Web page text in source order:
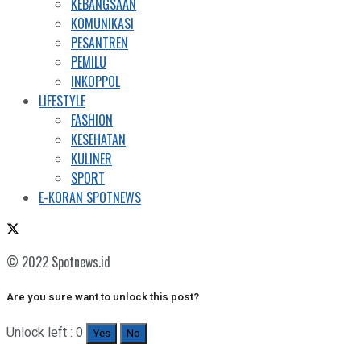
KEBANGSAAN
KOMUNIKASI
PESANTREN
PEMILU
INKOPPOL
LIFESTYLE
FASHION
KESEHATAN
KULINER
SPORT
E-KORAN SPOTNEWS
© 2022 Spotnews.id
Are you sure want to unlock this post?
Unlock left : 0 Yes No